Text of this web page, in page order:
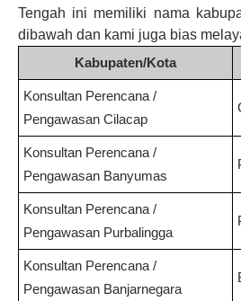
Tengah ini memiliki nama
dibawah dan kami juga bias
Kabupaten/Kota
Konsultan Perencana /
Pengawasan Cilacap
Konsultan Perencana /
Pengawasan Banyumas
Konsultan Perencana /
Pengawasan Purbalingga
Konsultan Perencana /
Pengawasan Banjarnegara